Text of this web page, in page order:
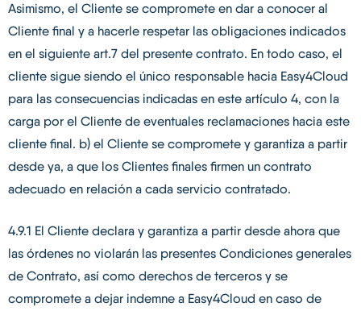
Asimismo, el Cliente se compromete en dar a conocer al
Cliente final y a hacerle respetar las obligaciones indicados
en el siguiente art.7 del presente contrato. En todo caso, el
cliente sigue siendo el único responsable hacia Easy4Cloud
para las consecuencias indicadas en este artículo 4, con la
carga por el Cliente de eventuales reclamaciones hacia este
cliente final. b) el Cliente se compromete y garantiza a partir
desde ya, a que los Clientes finales firmen un contrato
adecuado en relación a cada servicio contratado.
4.9.1 El Cliente declara y garantiza a partir desde ahora que
las órdenes no violarán las presentes Condiciones generales
de Contrato, así como derechos de terceros y se
compromete a dejar indemne a Easy4Cloud en caso de